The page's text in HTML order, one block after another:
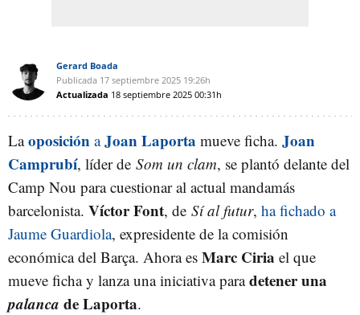
Gerard Boada
Publicada 17 septiembre 2025 19:26h
Actualizada 18 septiembre 2025 00:31h
Laoposición aJoan Laporta mueve ficha. Joan
Camprubí, líder de Som un clam, se plantó delante del
Camp Nou para cuestionar al actual mandamás
barcelonista. Víctor Font, de Sí al futur, ha fichado a
Jaume Guardiola, expresidente de la comisión
económica del Barça. Ahora es Marc Ciria el que
mueve ficha y lanza una iniciativa paradetener una
palanca de Laporta.